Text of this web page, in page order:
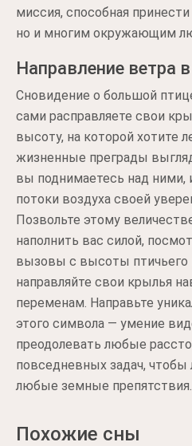
миссия, способная
но и многим окружающим
Направление ветра
Сновидение о большой
сами расправляете свои
высоту, на которой хотите
жизненные преграды
вы поднимаетесь над ними,
потоки воздуха своей
Позвольте этому
наполнить вас силой,
вызовы с высоты птичьего
направляйте свои крылья
переменам. Направьте
этого символа — умение
преодолевать любые
повседневных задач, чтобы
любые земные препятствия.
Похожие сны